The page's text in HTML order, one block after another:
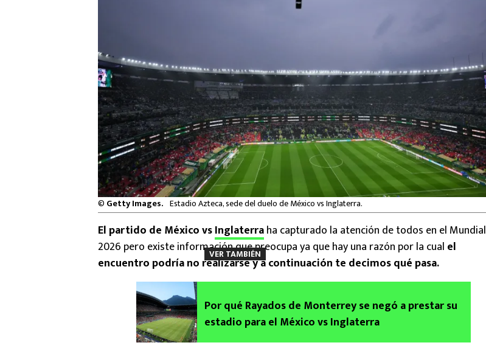
© Getty Images. Estadio Azteca, sede del duelo de México vs Inglaterra.
El partido de México vsInglaterraha capturado la atención de todos en el Mundial
2026 pero existe información que preocupa ya que hay una razón por la cual el
encuentro podría no realizarse y a continuación te decimos qué pasa.
VER TAMBIÉN
Por qué Rayados de Monterrey se negó a prestar su
estadio para el México vs Inglaterra